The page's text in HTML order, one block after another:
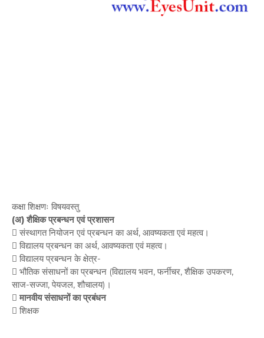
कक्षा शिक्षणः विषयवस्तु
(अ) शैक्षिक प्रबन्धन एवं प्रशासन
 संस्थागत नियोजन एवं प्रबन्धन का अर्थ, आवष्यकता एवं महत्व।
 विद्यालय प्रबन्धन का अर्थ, आवष्यकता एवं महत्व।
 विद्यालय प्रबन्धन के क्षेत्र-
 भौतिक संसाधनों का प्रबन्धन (विद्यालय भवन, फर्नीचर, शैक्षिक उपकरण,
साज-सज्जा, पेयजल, शौचालय)।
 मानवीय संसाधनों का प्रबंधन
 शिक्षक